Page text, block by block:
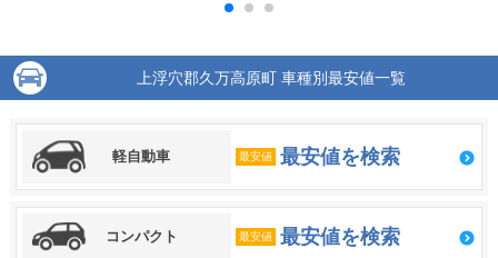
上浮穴郡久万高原町 車種別最安値一覧
軽自動車 最安値 最安値を検索
コンパクト 最安値 最安値を検索